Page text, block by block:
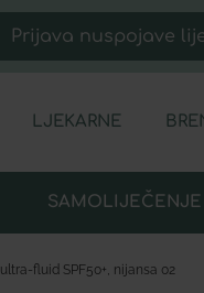
Prijava nuspojave
LJEKARNE
SAMOLIJEČENJE
fluid SPF50+, nijansa 02